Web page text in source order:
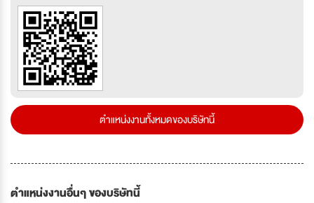
ตำแหน่งงานทั้งหมดของบริษัทนี้
ตำแหน่งงานอื่นๆ ของบริษัทนี้